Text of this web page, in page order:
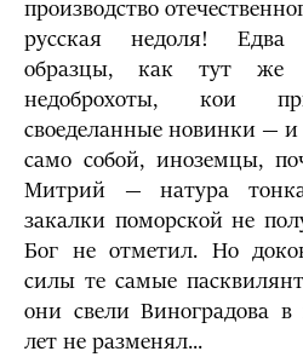
производство
русская недоля! Едва
образцы, как тут же
недоброхоты, кои
своеделанные новинки —
само собой, иноземцы,
Митрий — натура
закалки поморской не
Бог не отметил. Но
силы те самые
они свели Виноградова в
лет не разменял...